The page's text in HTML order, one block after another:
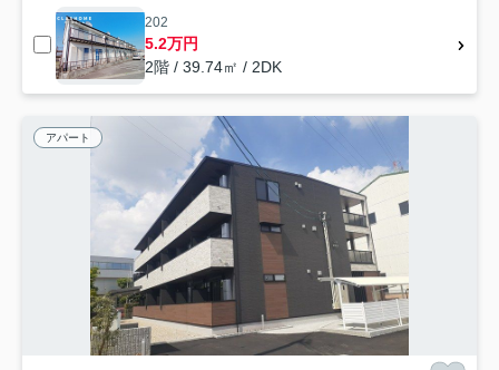
202
5.2万円
2階 / 39.74㎡ / 2DK
アパート